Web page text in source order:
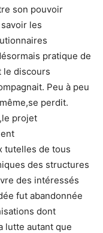
son pouvoir
les
pratique de
le discours
Peu à peu
perdit.
projet
tutelles de tous
des structures
des intéressés
fut abandonnée
dont
lutte autant que